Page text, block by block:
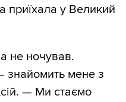
приїхала у Великий
не ночував.
знайомить мене з
— Ми стаємо